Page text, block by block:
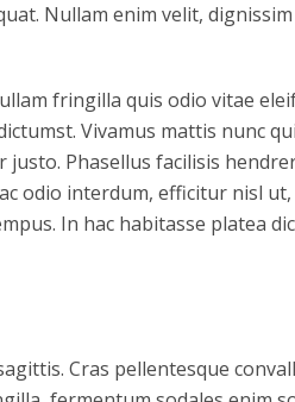
Nullam enim velit,
fringilla quis odio vitae
Vivamus mattis nunc
justo. Phasellus facilisis
odio interdum, efficitur nisl
In hac habitasse platea
Cras pellentesque